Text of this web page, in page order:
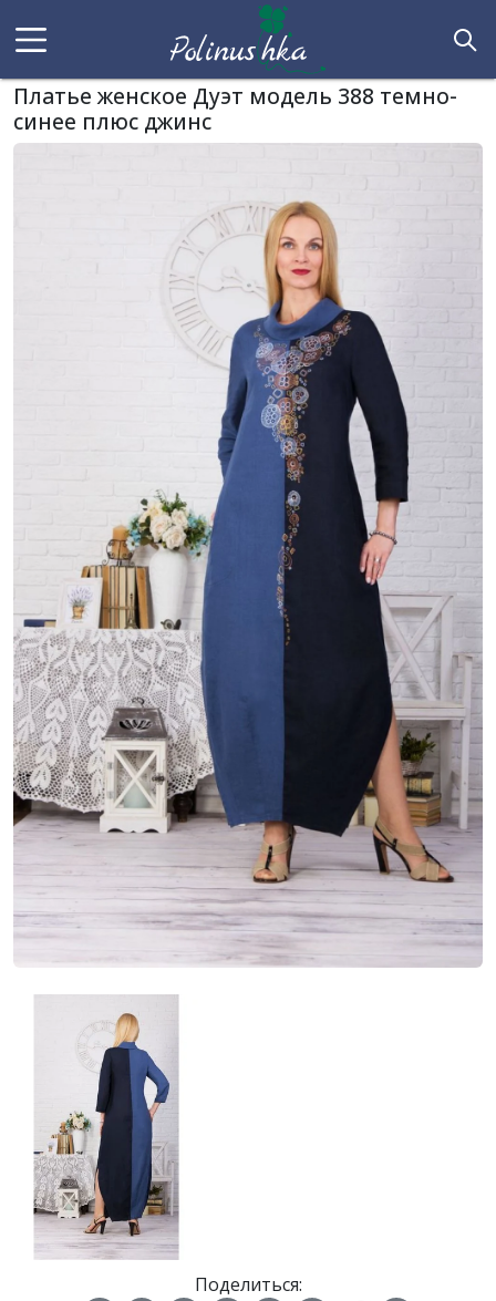
Платье женское Дуэт модель 388 темно-
синее плюс джинс
Поделиться: